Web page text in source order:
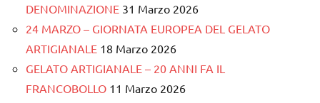
DENOMINAZIONE 31 Marzo 2026
24 MARZO – GIORNATA EUROPEA DEL GELATO
ARTIGIANALE 18 Marzo 2026
GELATO ARTIGIANALE – 20 ANNI FA IL
FRANCOBOLLO 11 Marzo 2026